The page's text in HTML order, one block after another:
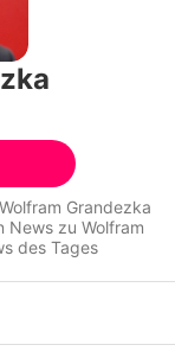
Wolfram Grandezka
News zu Wolfram
des Tages